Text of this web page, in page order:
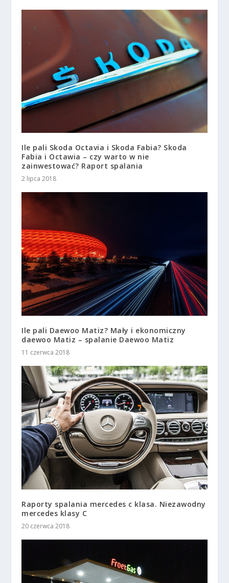
Ile pali Skoda Octavia i Skoda Fabia? Skoda
Fabia i Octawia – czy warto w nie
zainwestować? Raport spalania
2 lipca 2018
Ile pali Daewoo Matiz? Mały i ekonomiczny
daewoo Matiz – spalanie Daewoo Matiz
11 czerwca 2018
Raporty spalania mercedes c klasa. Niezawodny
mercedes klasy C
20 czerwca 2018